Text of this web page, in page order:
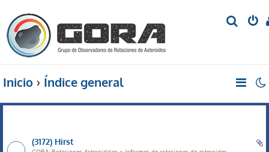
r
Inicio Índice general
(3172) Hirst